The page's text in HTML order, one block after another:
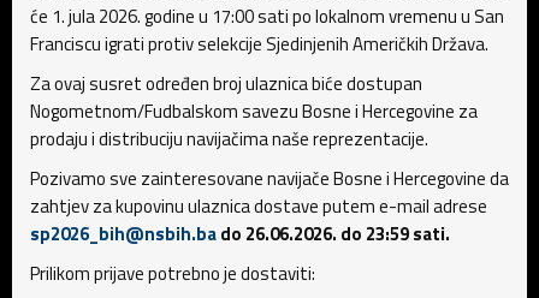
će 1. jula 2026. godine u 17:00 sati po lokalnom vremenu u San
Franciscu igrati protiv selekcije Sjedinjenih Američkih Država.
Za ovaj susret određen broj ulaznica biće dostupan
Nogometnom/Fudbalskom savezu Bosne i Hercegovine za
prodaju i distribuciju navijačima naše reprezentacije.
Pozivamo sve zainteresovane navijače Bosne i Hercegovine da
zahtjev za kupovinu ulaznica dostave putem e-mail adrese
sp2026_bih@nsbih.bado 26.06.2026. do 23:59 sati.
Prilikom prijave potrebno je dostaviti: